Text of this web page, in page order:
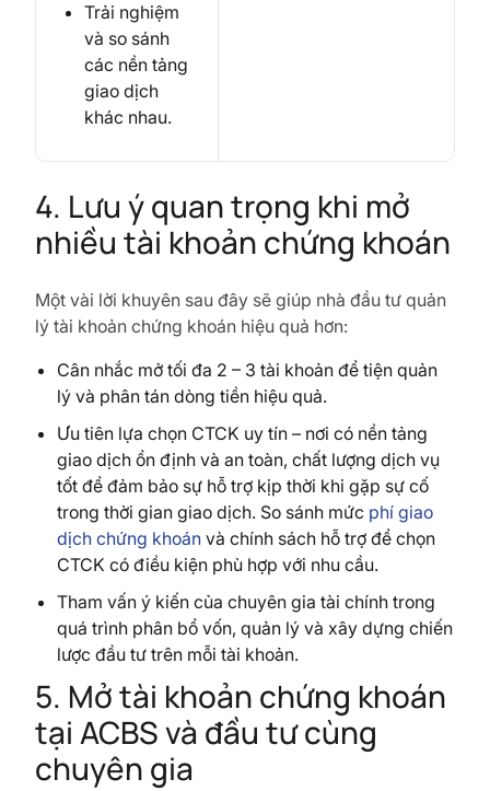
Trải nghiệm
và so sánh
các nền tảng
giao dịch
khác nhau.
4. Lưu ý quan trọng khi mở
nhiều tài khoản chứng khoán
Một vài lời khuyên sau đây sẽ giúp nhà đầu tư quản
lý tài khoản chứng khoán hiệu quả hơn:
Cân nhắc mở tối đa 2 – 3 tài khoản để tiện quản
lý và phân tán dòng tiền hiệu quả.
Ưu tiên lựa chọn CTCK uy tín – nơi có nền tảng
giao dịch ổn định và an toàn, chất lượng dịch vụ
tốt để đảm bảo sự hỗ trợ kịp thời khi gặp sự cố
trong thời gian giao dịch. So sánh mức phí giao
dịch chứng khoán và chính sách hỗ trợ để chọn
CTCK có điều kiện phù hợp với nhu cầu.
Tham vấn ý kiến của chuyên gia tài chính trong
quá trình phân bổ vốn, quản lý và xây dựng chiến
lược đầu tư trên mỗi tài khoản.
5. Mở tài khoản chứng khoán
tại ACBS và đầu tư cùng
chuyên gia